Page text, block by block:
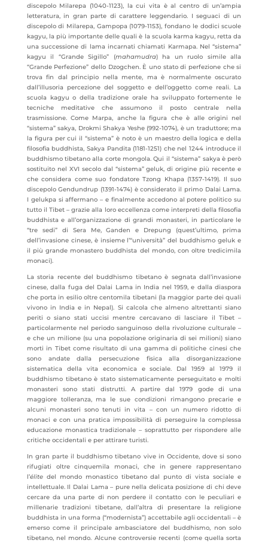
discepolo Milarepa (1040-1123), la cui vita è al centro di un’ampia
letteratura, in gran parte di carattere leggendario. I seguaci di un
discepolo di Milarepa, Gampopa (1079-1153), fondano le dodici scuole
kagyu, la più importante delle quali è la scuola karma kagyu, retta da
una successione di lama incarnati chiamati Karmapa. Nel “sistema”
kagyu il “Grande Sigillo” (mahamudra) ha un ruolo simile alla
“Grande Perfezione” dello Dzogchen. È uno stato di perfezione che si
trova fin dal principio nella mente, ma è normalmente oscurato
dall’illusoria percezione del soggetto e dell’oggetto come reali. La
scuola kagyu o della tradizione orale ha sviluppato fortemente le
tecniche meditative che assumono il posto centrale nella
trasmissione. Come Marpa, anche la figura che è alle origini nel
“sistema” sakya, Drokmi Shakya Yeshe (992-1074), è un traduttore; ma
la figura per cui il “sistema” è noto è un maestro della logica e della
filosofia buddhista, Sakya Pandita (1181-1251) che nel 1244 introduce il
buddhismo tibetano alla corte mongola. Qui il “sistema” sakya è però
sostituito nel XVI secolo dal “sistema” geluk, di origine più recente e
che considera come suo fondatore Tzong Khapa (1357-1419). Il suo
discepolo Gendundrup (1391-1474) è considerato il primo Dalai Lama.
I gelukpa si affermano – e finalmente accedono al potere politico su
tutto il Tibet – grazie alla loro eccellenza come interpreti della filosofia
buddhista e all’organizzazione di grandi monasteri, in particolare le
“tre sedi” di Sera Me, Ganden e Drepung (quest’ultimo, prima
dell’invasione cinese, è insieme l’“università” del buddhismo geluk e
il più grande monastero buddhista del mondo, con oltre tredicimila
monaci).
La storia recente del buddhismo tibetano è segnata dall’invasione
cinese, dalla fuga del Dalai Lama in India nel 1959, e dalla diaspora
che porta in esilio oltre centomila tibetani (la maggior parte dei quali
vivono in India e in Nepal). Si calcola che almeno altrettanti siano
periti o siano stati uccisi mentre cercavano di lasciare il Tibet –
particolarmente nel periodo sanguinoso della rivoluzione culturale –
e che un milione (su una popolazione originaria di sei milioni) siano
morti in Tibet come risultato di una gamma di politiche cinesi che
sono andate dalla persecuzione fisica alla disorganizzazione
sistematica della vita economica e sociale. Dal 1959 al 1979 il
buddhismo tibetano è stato sistematicamente perseguitato e molti
monasteri sono stati distrutti. A partire dal 1979 gode di una
maggiore tolleranza, ma le sue condizioni rimangono precarie e
alcuni monasteri sono tenuti in vita – con un numero ridotto di
monaci e con una pratica impossibilità di perseguire la complessa
educazione monastica tradizionale – soprattutto per rispondere alle
critiche occidentali e per attirare turisti.
In gran parte il buddhismo tibetano vive in Occidente, dove si sono
rifugiati oltre cinquemila monaci, che in genere rappresentano
l’élitedel mondo monastico tibetano dal punto di vista sociale e
intellettuale. Il Dalai Lama – pure nella delicata posizione di chi deve
cercare da una parte di non perdere il contatto con le peculiari e
millenarie tradizioni tibetane, dall’altra di presentare la religione
buddhista in una forma (“modernista”) accettabile agli occidentali – è
emerso come il principale ambasciatore del buddhismo, non solo
tibetano, nel mondo. Alcune controversie recenti (come quella sorta